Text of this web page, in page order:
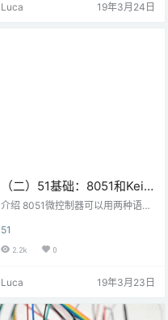
和空闲模式之间的区别 如上图8051
Luca 19年3月24日
（二）51基础：8051和Keil
IDE入门
介绍 8051微控制器可以用两种语言
行开发IDE是由MCU 8051和μVisio
n开发的代码。 Keil μVision IDE包
库程序- LIB51.Exe 十六进制转换器
译器的Keil &mu…
51
2.2k 0
Luca 19年3月23日